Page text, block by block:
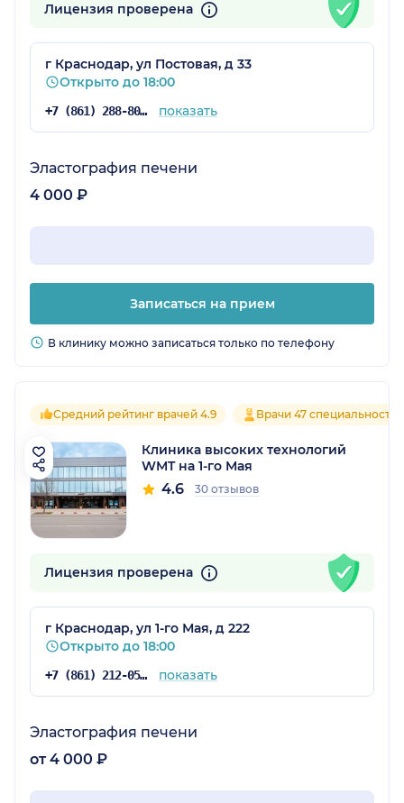
Лицензия проверена
г Краснодар, ул Постовая, д 33
Открыто до 18:00
+7 (861) 288-80-76 показать
Эластография печени
4 000 ₽
Записаться на прием
В клинику можно записаться только по телефону
Средний рейтинг врачей 4.9 Врачи 47 специальностей
Клиника высоких технологий
WMT на 1-го Мая
4.6 30 отзывов
Лицензия проверена
г Краснодар, ул 1-го Мая, д 222
Открыто до 18:00
+7 (861) 212-05-78 показать
Эластография печени
от 4 000 ₽